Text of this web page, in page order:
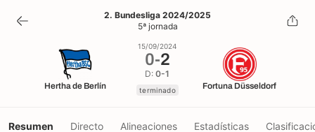
0-2
terminado
2. Bundesliga 2024/2025
5ª jornada
Hertha de Berlín
15/09/2024
0-2
D:0-1
terminado Fortuna Düsseldorf
Resumen Directo Alineaciones Estadísticas